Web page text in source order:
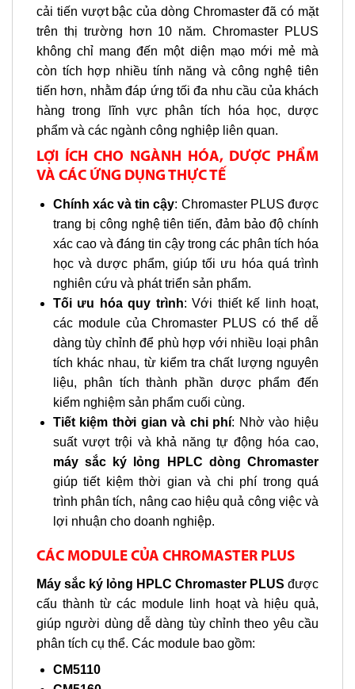
cải tiến vượt bậc của dòng Chromaster đã có mặt
trên thị trường hơn 10 năm. Chromaster PLUS
không chỉ mang đến một diện mạo mới mẻ mà
còn tích hợp nhiều tính năng và công nghệ tiên
tiến hơn, nhằm đáp ứng tối đa nhu cầu của khách
hàng trong lĩnh vực phân tích hóa học, dược
phẩm và các ngành công nghiệp liên quan.
LỢI ÍCH CHO NGÀNH HÓA, DƯỢC PHẨM
VÀ CÁC ỨNG DỤNG THỰC TẾ
Chính xác và tin cậy: Chromaster PLUS được
trang bị công nghệ tiên tiến, đảm bảo độ chính
xác cao và đáng tin cậy trong các phân tích hóa
học và dược phẩm, giúp tối ưu hóa quá trình
nghiên cứu và phát triển sản phẩm.
Tối ưu hóa quy trình: Với thiết kế linh hoạt,
các module của Chromaster PLUS có thể dễ
dàng tùy chỉnh để phù hợp với nhiều loại phân
tích khác nhau, từ kiểm tra chất lượng nguyên
liệu, phân tích thành phần dược phẩm đến
kiểm nghiệm sản phẩm cuối cùng.
Tiết kiệm thời gian và chi phí: Nhờ vào hiệu
suất vượt trội và khả năng tự động hóa cao,
máy sắc ký lỏng HPLC dòng Chromaster
giúp tiết kiệm thời gian và chi phí trong quá
trình phân tích, nâng cao hiệu quả công việc và
lợi nhuận cho doanh nghiệp.
CÁC MODULE CỦA CHROMASTER PLUS
Máy sắc ký lỏng HPLC Chromaster PLUS được
cấu thành từ các module linh hoạt và hiệu quả,
giúp người dùng dễ dàng tùy chỉnh theo yêu cầu
phân tích cụ thể. Các module bao gồm:
CM5110